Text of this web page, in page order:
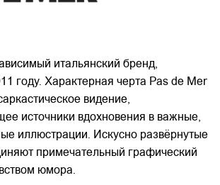
итальянский бренд,
году. Характерная черта Pas de Mer
видение,
источники вдохновения в важные,
иллюстрации. Искусно развёрнутые
примечательный графический
юмора.